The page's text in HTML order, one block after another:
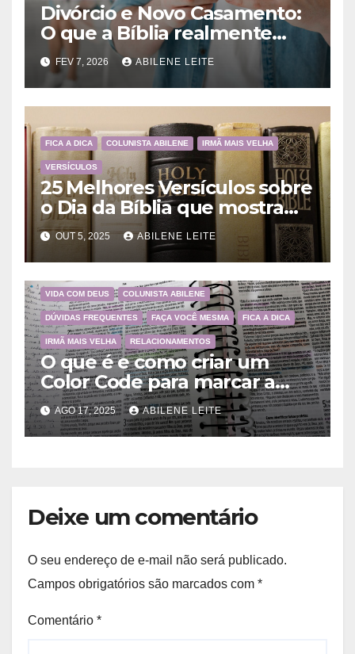
Divórcio e Novo Casamento:
O que a Bíblia realmente
ensina
FEV 7, 2026 ABILENE LEITE
FICA A DICA COLUNISTA ABILENE IRMÃ MAIS VELHA
VERSÍCULOS
25 Melhores Versículos sobre
o Dia da Bíblia que mostram
a importância da Palavra de
Deus
OUT 5, 2025 ABILENE LEITE
VIDA COM DEUS COLUNISTA ABILENE
DÚVIDAS FREQUENTES FAÇA VOCÊ MESMA FICA A DICA
IRMÃ MAIS VELHA RELACIONAMENTOS
O que é e como criar um
Color Code para marcar a
Bíblia?
AGO 17, 2025 ABILENE LEITE
Deixe um comentário
O seu endereço de e-mail não será publicado.
Campos obrigatórios são marcados com *
Comentário *